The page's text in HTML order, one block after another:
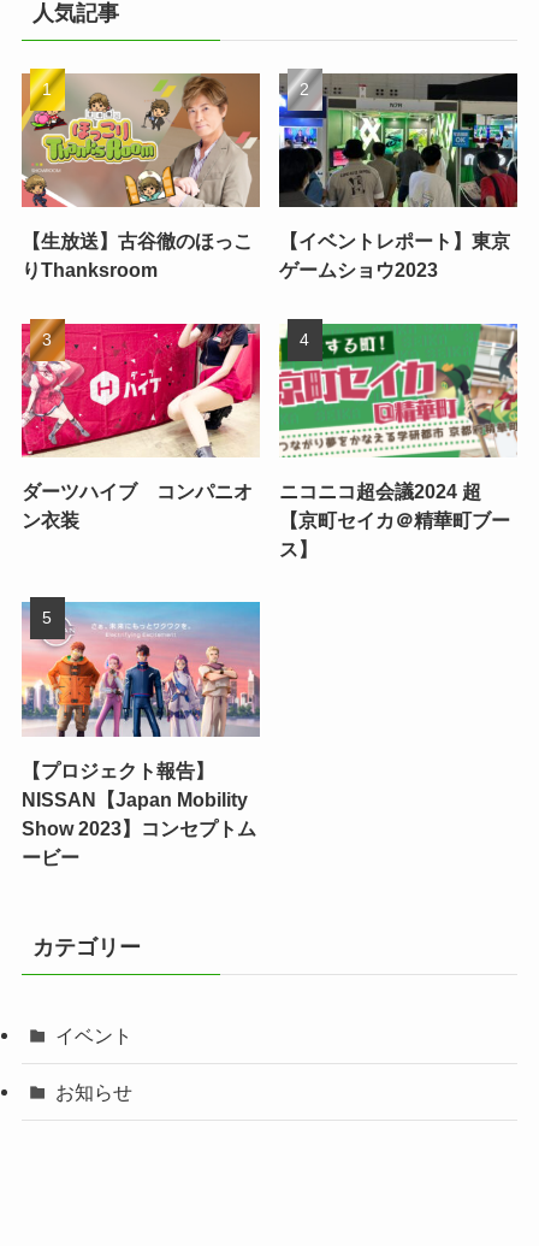
人気記事
【生放送】古谷徹のほっこ
りThanksroom
【イベントレポート】東京
ゲームショウ2023
ダーツハイブ コンパニオ
ン衣装
ニコニコ超会議2024 超
【京町セイカ＠精華町ブー
ス】
【プロジェクト報告】
NISSAN【Japan Mobility
Show 2023】コンセプトム
ービー
カテゴリー
イベント
お知らせ